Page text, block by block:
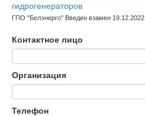
гидрогенераторов
ГПО "Белэнерго" Введен взамен 19.12.2022
Контактное лицо
Организация
Телефон